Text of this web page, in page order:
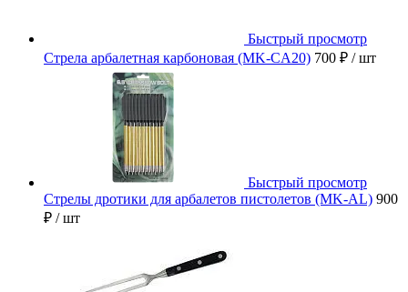
Быстрый просмотр
Стрела арбалетная карбоновая (MK-CA20) 700 ₽ / шт
Быстрый просмотр
Стрелы дротики для арбалетов пистолетов (MK-AL) 900
₽ / шт